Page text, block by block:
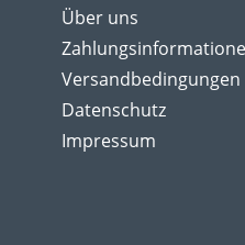
Über uns
Versandbedingungen
Datenschutz
Impressum